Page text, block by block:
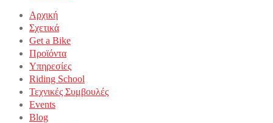
Αρχική
Σχετικά
Get a Bike
Προϊόντα
Υπηρεσίες
Riding School
Τεχνικές Συμβουλές
Events
Blog